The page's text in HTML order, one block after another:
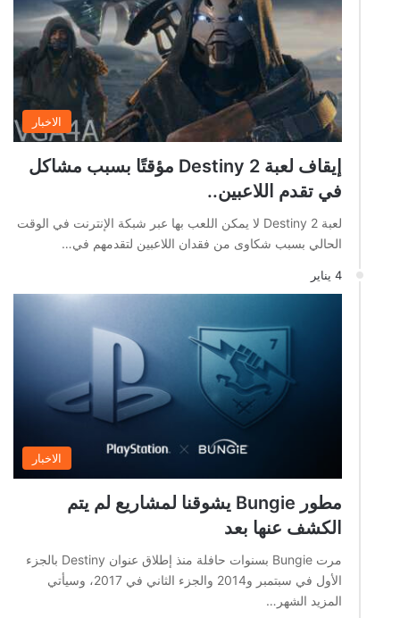
الاخبار
إيقاف لعبة Destiny 2 مؤقتًا بسبب مشاكل
في تقدم اللاعبين..
لعبة Destiny 2 لا يمكن اللعب بها عبر شبكة الإنترنت في الوقت
الحالي بسبب شكاوى من فقدان اللاعبين لتقدمهم في…
4 يناير
الاخبار
مطور Bungie يشوقنا لمشاريع لم يتم
الكشف عنها بعد
مرت Bungie بسنوات حافلة منذ إطلاق عنوان Destiny بالجزء
الأول في سبتمبر و2014 والجزء الثاني في 2017، وسيأتي
المزيد الشهر…